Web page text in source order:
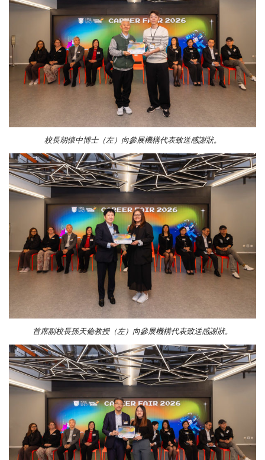
校長胡懷中博士（左）向參展機構代表致送感謝狀。
首席副校長孫天倫教授（左）向參展機構代表致送感謝狀。